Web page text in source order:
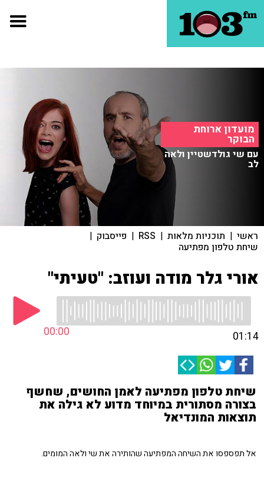
מועדון ארוחת
הבוקר
עם שי גולדשטיין ולאה
לב
ראשי | תוכניות מלאות |
RSS
| פייסבוק |
שיחת טלפון מפתיעה
אורי גלר מודה ועוזב: "טעיתי"
00:00 01:14
שיחת טלפון מפתיעה לאמן החושים, שחשף
בצורה מסתורית במיוחד מדוע לא גילה את
תוצאות המונדיאל
אל תפספסו את השיחה המפתיעה שהותירה את שי ולאה המומים.